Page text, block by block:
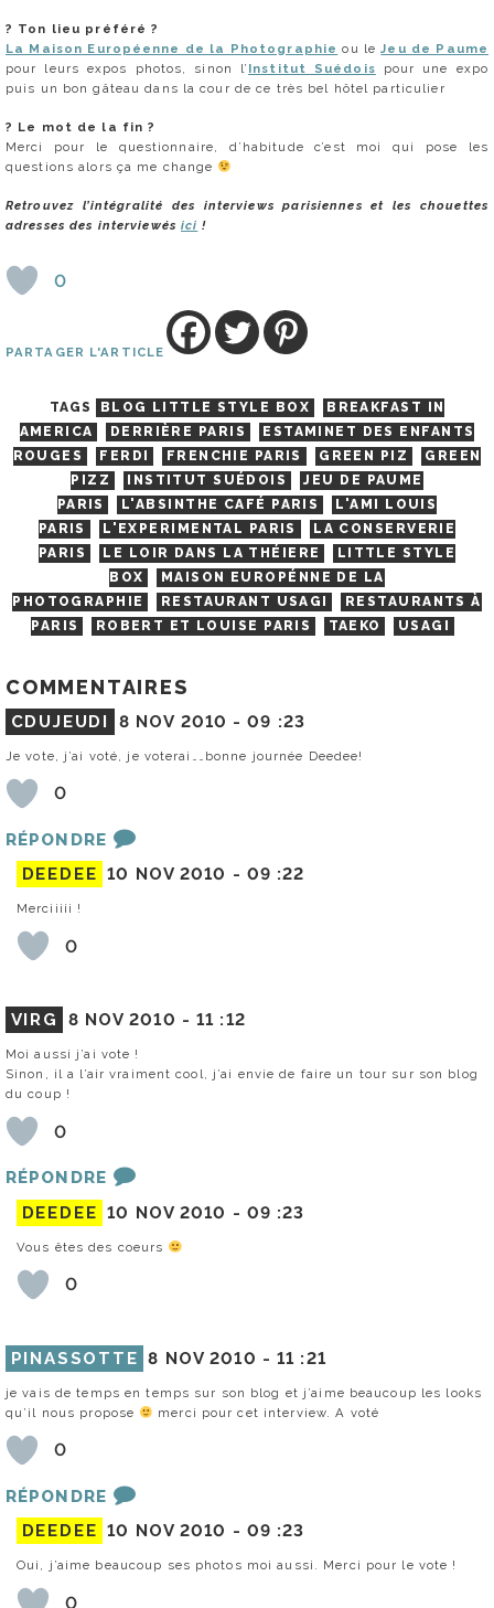
? Ton lieu préféré ?
La Maison Européenne de la Photographie ou leJeu de Paume
pour leurs expos photos, sinon l’ Institut Suédois pour une expo
puis un bon gâteau dans la cour de ce très bel hôtel particulier
? Le mot de la fin ?
Merci pour le questionnaire, d’habitude c’est moi qui pose les
questions alors ça me change
Retrouvez l’intégralité des interviews parisiennes et les chouettes
adresses des interviewés ici !
0
PARTAGER L'ARTICLE
TAGS BLOG LITTLE STYLE BOX
BREAKFAST IN
AMERICA
DERRIÈRE PARIS
ESTAMINET DES ENFANTS
ROUGES
FERDI FRENCHIE PARIS GREEN PIZ
GREEN
PIZZ
INSTITUT SUÉDOIS
JEU DE PAUME
PARIS
L'ABSINTHE CAFÉ PARIS
L'AMI LOUIS
PARIS
L'EXPERIMENTAL PARIS
LA CONSERVERIE
PARIS
LE LOIR DANS LA THÉIERE
LITTLE STYLE
BOX
MAISON EUROPÉNNE DE LA
PHOTOGRAPHIE
RESTAURANT USAGI
RESTAURANTS À
PARIS
ROBERT ET LOUISE PARIS TAEKO USAGI
COMMENTAIRES
CDUJEUDI 8 NOV 2010 -09 :23
Je vote, j’ai voté, je voterai……bonne journée Deedee!
0
RÉPONDRE
DEEDEE 10 NOV 2010 - 09 :22
Merciiiii !
0
VIRG 8 NOV 2010 -11 :12
Moi aussi j’ai vote !
Sinon, il a l’air vraiment cool, j’ai envie de faire un tour sur son blog
du coup !
0
RÉPONDRE
DEEDEE 10 NOV 2010 - 09 :23
Vous êtes des coeurs
0
PINASSOTTE 8 NOV 2010 -11 :21
je vais de temps en temps sur son blog et j’aime beaucoup les looks
qu’il nous propose
merci pour cet interview. A voté
0
RÉPONDRE
DEEDEE 10 NOV 2010 - 09 :23
Oui, j’aime beaucoup ses photos moi aussi. Merci pour le vote !
0